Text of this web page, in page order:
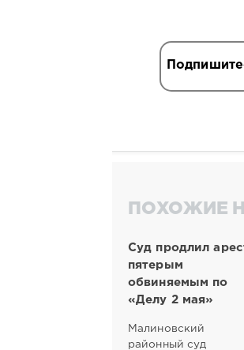
ПОХОЖИЕ
Суд продлил
пятерым
обвиняемым по
«Делу 2 мая»
Малиновский
районный суд